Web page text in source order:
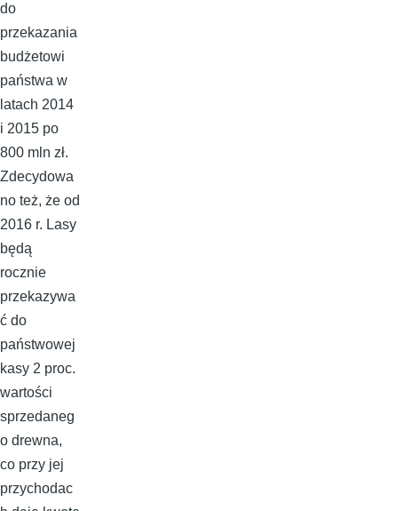
do
przekazania
budżetowi
państwa w
latach 2014
i 2015 po
800 mln zł.
Zdecydowa
no też, że od
2016 r. Lasy
będą
rocznie
przekazywa
ć do
państwowej
kasy 2 proc.
wartości
sprzedaneg
o drewna,
co przy jej
przychodac